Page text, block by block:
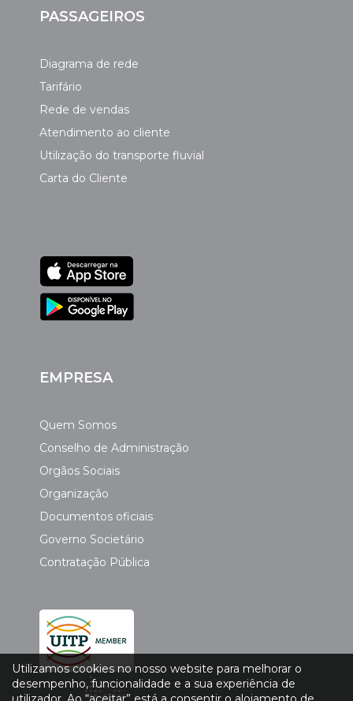
PASSAGEIROS
Diagrama de rede
Tarifário
Rede de vendas
Atendimento ao cliente
Utilização do transporte fluvial
Carta do Cliente
EMPRESA
Quem Somos
Conselho de Administração
Orgãos Sociais
Organização
Documentos oficiais
Governo Societário
Contratação Pública
Utilizamos cookies no nosso website para melhorar o
desempenho, funcionalidade e a sua experiência de